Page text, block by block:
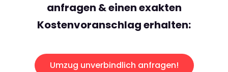
anfragen & einen exakten
Kostenvoranschlag erhalten:
Umzug unverbindlich anfragen!